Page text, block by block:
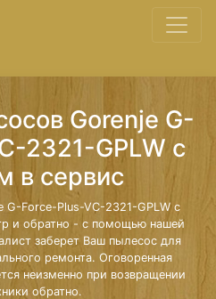
Gorenje G-
2321-GPLW с
в сервис
G-Force-Plus-VC-2321-GPLW с
и обратно - с помощью нашей
заберет Ваш пылесос для
ремонта. Оговоренная
неизменно при возвращении
обратно.